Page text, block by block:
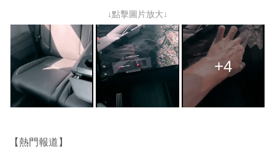
↓點擊圖片放大↓
+4
【熱門報道】